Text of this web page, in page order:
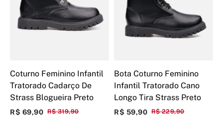
Coturno Feminino Infantil
Tratorado Cadarço De
Strass Blogueira Preto
R$ 319,90
R$ 69,90
Bota Coturno Feminino
Infantil Tratorado Cano
Longo Tira Strass Preto
R$ 229,90
R$ 59,90